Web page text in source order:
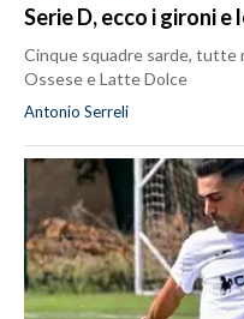
Serie D, ecco i gironi
Cinque squadre sarde, tutte
Ossese e Latte Dolce
Antonio Serreli